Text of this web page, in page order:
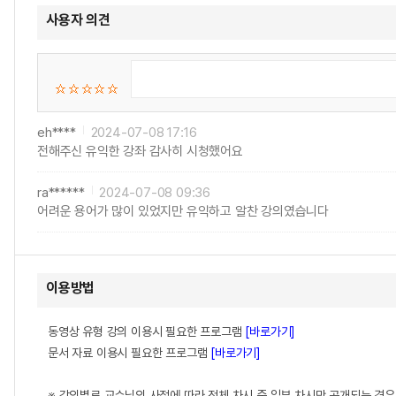
사용자 의견
eh****
2024-07-08 17:16
전해주신 유익한 강좌 감사히 시청했어요
ra******
2024-07-08 09:36
어려운 용어가 많이 있었지만 유익하고 알찬 강의였습니다
이용방법
동영상 유형 강의 이용시 필요한 프로그램 [바로가기]
문서 자료 이용시 필요한 프로그램 [바로가기]